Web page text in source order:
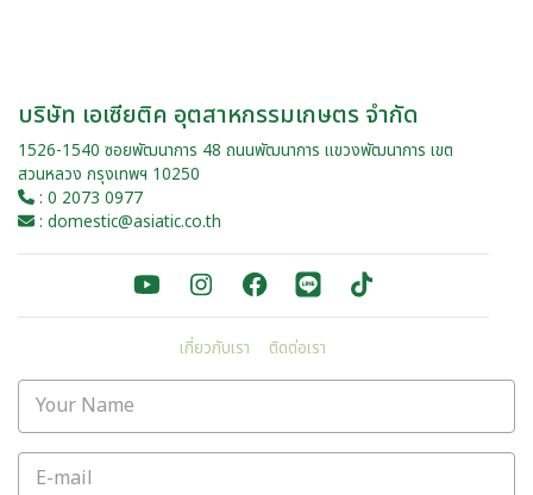
บริษัท เอเซียติค อุตสาหกรรมเกษตร จำกัด
1526-1540 ซอยพัฒนาการ 48 ถนนพัฒนาการ แขวงพัฒนาการ เขต
สวนหลวง กรุงเทพฯ 10250
: 0 2073 0977
: domestic@asiatic.co.th
เกี่ยวกับเรา ติดต่อเรา
Your Name
E-mail